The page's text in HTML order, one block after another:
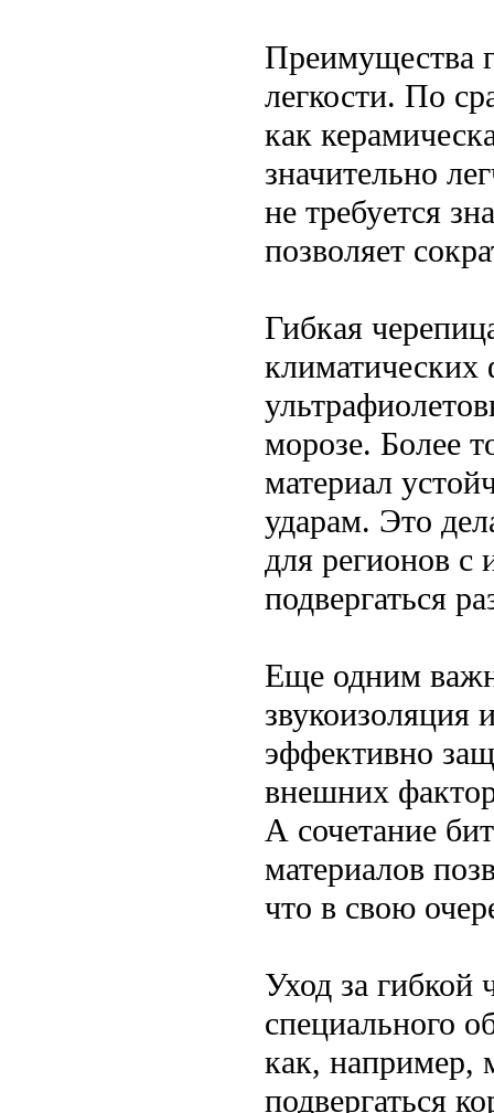
Преимущества
легкости. По
как
значительно
не требуется
позволяет
Гибкая
климатических
морозе. Более
материал
ударам. Это
для регионов с
подвергаться
Еще одним
звукоизоляция
эффективно
внешних
А сочетание
материалов
что в свою
Уход за гибкой
специального
как, например,
подвергаться